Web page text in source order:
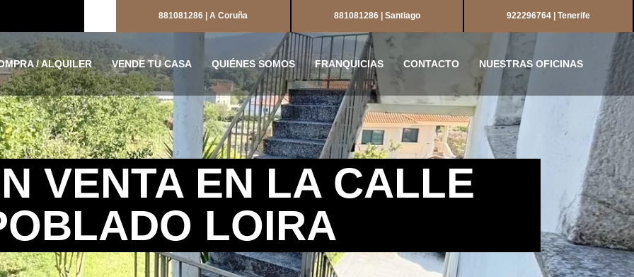
881081286 | A Coruña 881081286 | Santiago 922296764 | Tenerife
/ ALQUILER VENDE TU CASA QUIÉNES SOMOS FRANQUICIAS CONTACTO NUESTRAS OFICINAS
VENTA EN LA CALLE
LOIRA